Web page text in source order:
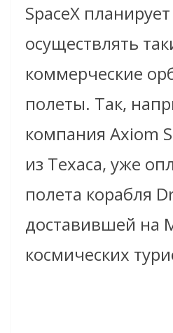
SpaceX
осуществлять
коммерческие
полеты. Так,
компания Axiom
из Техаса, уже
полета корабля
доставившей на
космических